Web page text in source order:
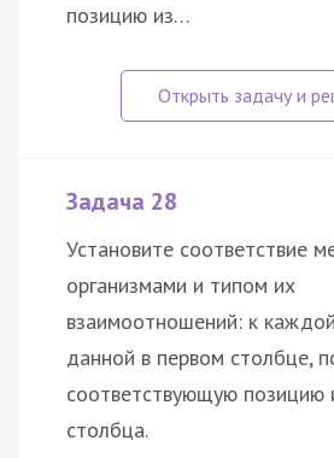
позицию из…
Задача 28
Установите соответствие
организмами и типом их
взаимоотношений: к
данной в первом столбце,
соответствующую позицию
столбца.